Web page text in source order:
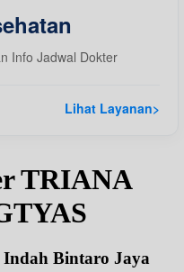
Info Jadwal Dokter
Lihat Layanan>
TRIANA
Indah Bintaro Jaya